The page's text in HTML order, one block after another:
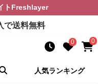
ト Freshlayer
で送料無料
0 0
人気ランキング